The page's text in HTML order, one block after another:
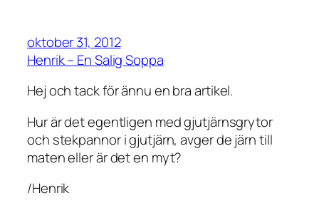
oktober 31, 2012
Henrik – En Salig Soppa
Hej och tack för ännu en bra artikel.
Hur är det egentligen med gjutjärnsgrytor
och stekpannor i gjutjärn, avger de järn till
maten eller är det en myt?
/Henrik